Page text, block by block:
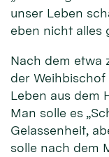
unser Leben
eben nicht alles
Nach dem etwa
der
Leben aus dem
Man solle es
Gelassenheit,
solle nach dem